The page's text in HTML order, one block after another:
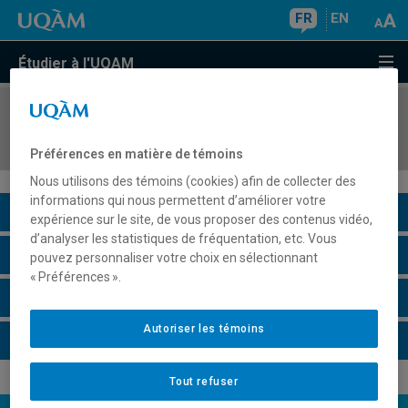
FR EN
Étudier à l'UQAM
COURS//
Description du cours
Horaire - Été 2026
Préférences en matière de témoins
Nous utilisons des témoins (cookies) afin de collecter des
informations qui nous permettent d’améliorer votre
expérience sur le site, de vous proposer des contenus vidéo,
d’analyser les statistiques de fréquentation, etc. Vous
pouvez personnaliser votre choix en sélectionnant
« Préférences ».
Tout refuser
Autoriser les témoins